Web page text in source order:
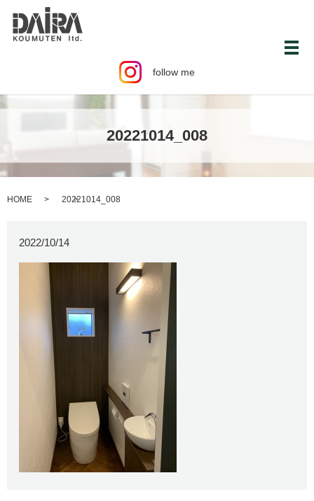
follow me
メ
20221014_008
HOME 20221014_008
2022/10/14